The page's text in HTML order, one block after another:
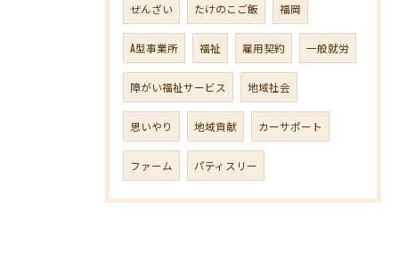
ぜんざい たけのこご飯 福岡
A型事業所 福祉 雇用契約 一般就労
障がい福祉サービス 地域社会
思いやり 地域貢献 カーサポート
ファーム パティスリー